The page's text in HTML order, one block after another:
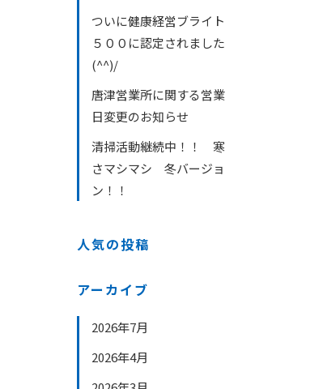
ついに健康経営ブライト
５００に認定されました
(^^)/
唐津営業所に関する営業
日変更のお知らせ
清掃活動継続中！！ 寒
さマシマシ 冬バージョ
ン！！
人気の投稿
アーカイブ
2026年7月
2026年4月